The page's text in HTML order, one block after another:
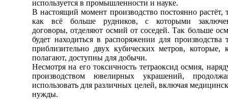
используется в промышленности и науке.
В настоящий момент производство постоянно растёт,
как всё больше рудников, с которыми
договоры, отделяют осмий от соседей. Так больше
будет находиться в распоряжении для производства
приблизительно двух кубических метров, которые,
полагают, доступны для добычи.
Несмотря на его токсичность тетраоксид осмия,
производством ювелирных украшений,
использовать для различных целей, включая
нужды.